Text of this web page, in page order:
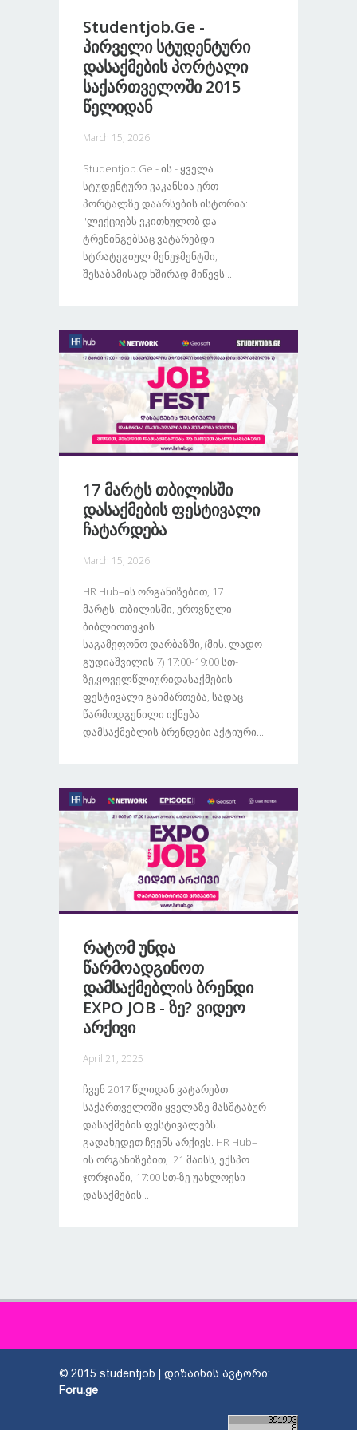
Studentjob.ge -
Პირველი Სტუდენტური
Დასაქმების Პორტალი
Საქართველოში 2015
Წელიდან
March 15, 2026
Studentjob.ge - Ის - Ყველა
Სტუდენტური Ვაკანსია Ერთ
Პორტალზე Დაარსების Ისტორია:
"ლექციებს Ვკითხულობ Და
Ტრენინგებსაც Ვატარებდი
Სტრატეგიულ Მენეჯმენტში,
Შესაბამისად Ხშირად Მიწევს...
17 Მარტს Თბილისში
Დასაქმების Ფესტივალი
Ჩატარდება
March 15, 2026
HR Hub–Ის Ორგანიზებით, 17
Მარტს, Თბილისში, Ეროვნული
Ბიბლიოთეკის
Საგამეფონო Დარბაზში, (მის. Ლადო
Გუდიაშვილის 7) 17:00-19:00 Სთ-
Ზე,ყოველწლიურიდასაქმების
Ფესტივალი Გაიმართება, Სადაც
Წარმოდგენილი Იქნება
Დამსაქმებლის Ბრენდები Აქტიური...
Რატომ Უნდა
Წარმოადგინოთ
Დამსაქმებლის Ბრენდი
EXPO JOB - Ზე? Ვიდეო
Არქივი
April 21, 2025
Ჩვენ 2017 Წლიდან Ვატარებთ
Საქართველოში Ყველაზე Მასშტაბურ
Დასაქმების Ფესტივალებს.
Გადახედეთ Ჩვენს Არქივს. HR Hub–
Ის Ორგანიზებით, 21 Მაისს, Ექსპო
Ჯორჯიაში, 17:00 Სთ-Ზე Უახლოესი
Დასაქმების...
© 2015 studentjob | დიზაინის ავტორი:
Foru.ge